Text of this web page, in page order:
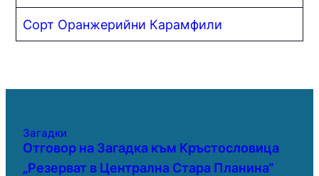
Сорт Оранжерийни Карамфили
Загадки
Отговор на Загадка към Кръстословица
„Резерват в Централна Стара Планина“